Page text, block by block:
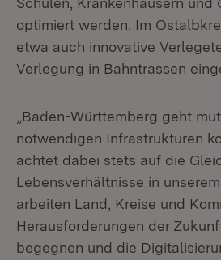
optimiert werden. Im
etwa auch innovative
Verlegung in Bahntrassen
„Baden-Württemberg geht
notwendigen Infrastrukturen
achtet dabei stets auf die
Lebensverhältnisse in
arbeiten Land, Kreise und
Herausforderungen der
begegnen und die